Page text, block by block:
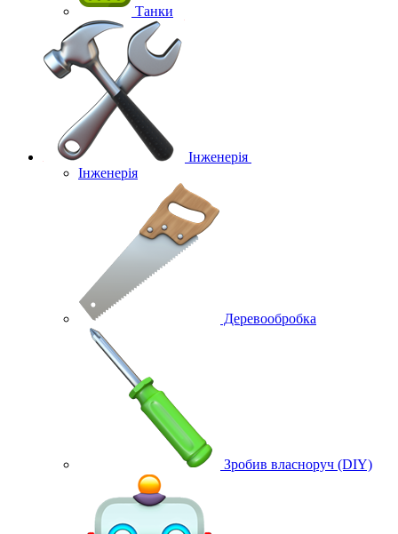
Танки
Інженерія
Інженерія
Деревообробка
Зробив власноруч (DIY)